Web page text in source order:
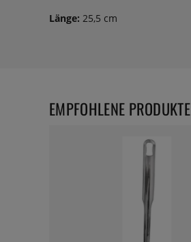
Länge: 25,5 cm
EMPFOHLENE PRODUKTE